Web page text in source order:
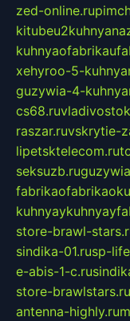
zed-online.ru
xehyroo-5-
guzywia-4-
cs68.ru
raszar.ruvskrytie-
lipetsktelecom.ru
seksuzb.ru
store-brawl-
sindika-01.rusp-
e-abis-1-c.ru
store-brawlstars.ru
antenna-highly.ru